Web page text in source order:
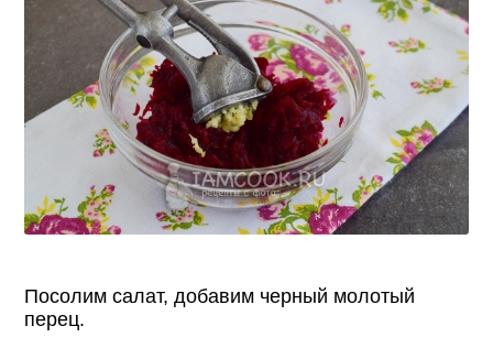
Посолим салат, добавим черный молотый
перец.